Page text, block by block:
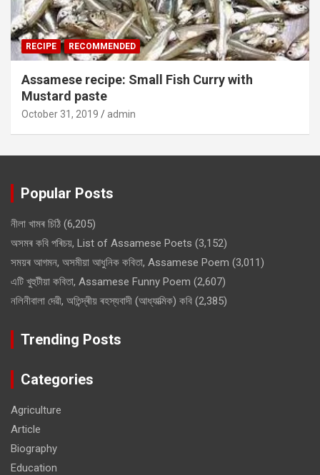
RECIPE RECOMMENDED
Assamese recipe: Small Fish Curry with
Mustard paste
October 31, 2019 admin
Popular Posts
নীলা খামৰ চিঠি (6,205)
অসমৰ কবি পৰিচয়, List of Assamese Poets (3,152)
সময়ৰ আগমন, অসমীয়া আধুনিক কবিতা, Assamese Poem (3,011)
এটি খুহুটীয়া কবিতা, Assamese Funny Poem (2,607)
নলিনীবালা দেৱী, অতিন্দ্ৰীয় ৰহস্যবাদী (আধ্যাত্মিক) কবি (2,385)
Trending Posts
Categories
Agriculture
Article
Biography
Education